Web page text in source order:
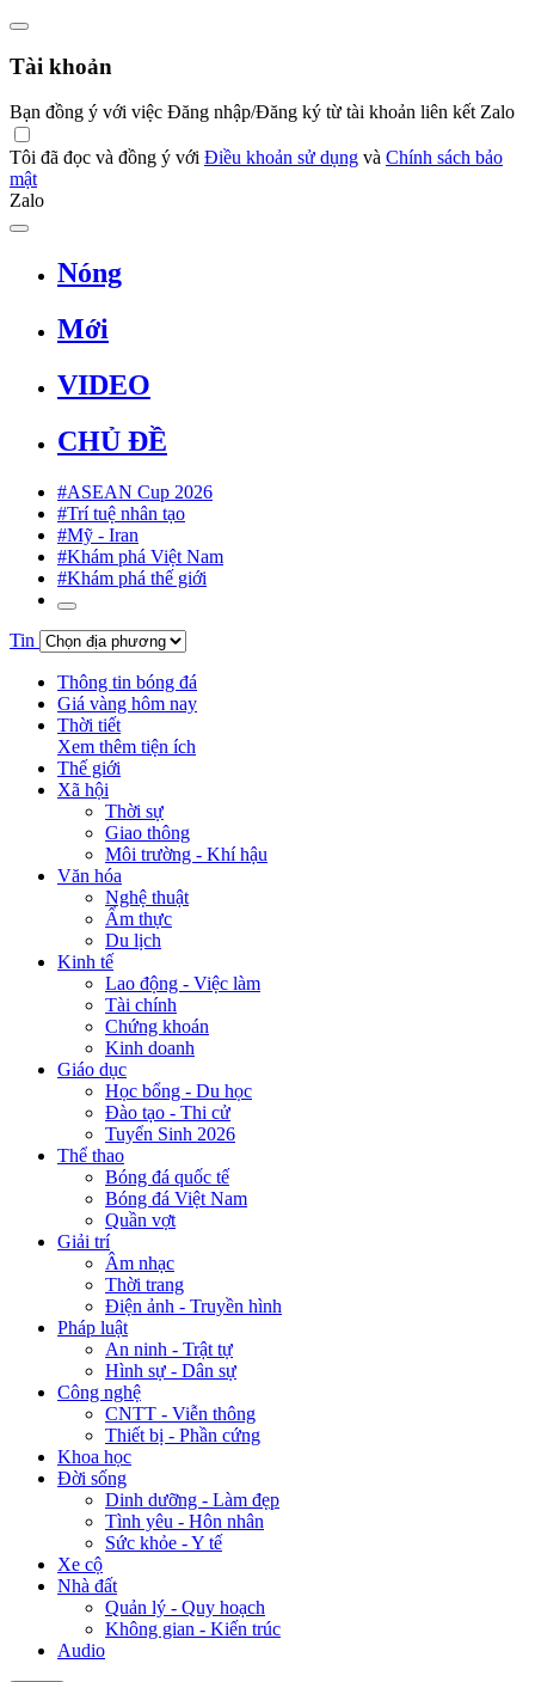
Tài khoản
Bạn đồng ý với việc Đăng nhập/Đăng ký từ tài khoản liên kết Zalo
Tôi đã đọc và đồng ý với Điều khoản sử dụng và Chính sách bảo
mật
Zalo
Nóng
Mới
VIDEO
CHỦ ĐỀ
#ASEAN Cup 2026
#Trí tuệ nhân tạo
#Mỹ - Iran
#Khám phá Việt Nam
#Khám phá thế giới
Tin
Thông tin bóng đá
Giá vàng hôm nay
Thời tiết
Xem thêm tiện ích
Thế giới
Xã hội
Thời sự
Giao thông
Môi trường - Khí hậu
Văn hóa
Nghệ thuật
Ẩm thực
Du lịch
Kinh tế
Lao động - Việc làm
Tài chính
Chứng khoán
Kinh doanh
Giáo dục
Học bổng - Du học
Đào tạo - Thi cử
Tuyển Sinh 2026
Thể thao
Bóng đá quốc tế
Bóng đá Việt Nam
Quần vợt
Giải trí
Âm nhạc
Thời trang
Điện ảnh - Truyền hình
Pháp luật
An ninh - Trật tự
Hình sự - Dân sự
Công nghệ
CNTT - Viễn thông
Thiết bị - Phần cứng
Khoa học
Đời sống
Dinh dưỡng - Làm đẹp
Tình yêu - Hôn nhân
Sức khỏe - Y tế
Xe cộ
Nhà đất
Quản lý - Quy hoạch
Không gian - Kiến trúc
Audio